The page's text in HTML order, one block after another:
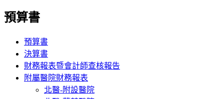
預算書
預算書
決算書
財務報表暨會計師查核報告
附屬醫院財務報表
北醫-附設醫院